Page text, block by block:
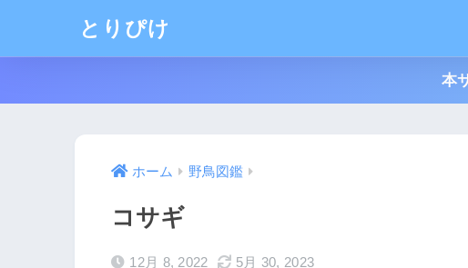
とりぴけ
本
ホーム 野鳥図鑑
コサギ
12月 8, 2022 5月 30, 2023